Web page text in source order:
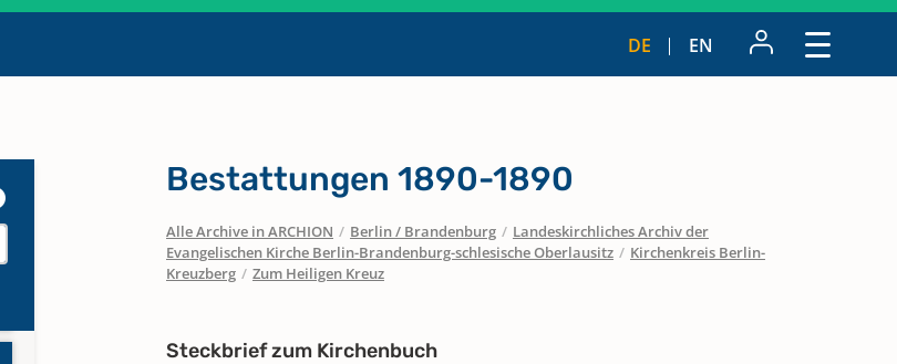
DE EN
Bestattungen 1890-1890
Alle Archive in ARCHION / Berlin / Brandenburg / Landeskirchliches Archiv der
Evangelischen Kirche Berlin-Brandenburg-schlesische Oberlausitz / Kirchenkreis Berlin-
Kreuzberg / Zum Heiligen Kreuz
Steckbrief zum Kirchenbuch